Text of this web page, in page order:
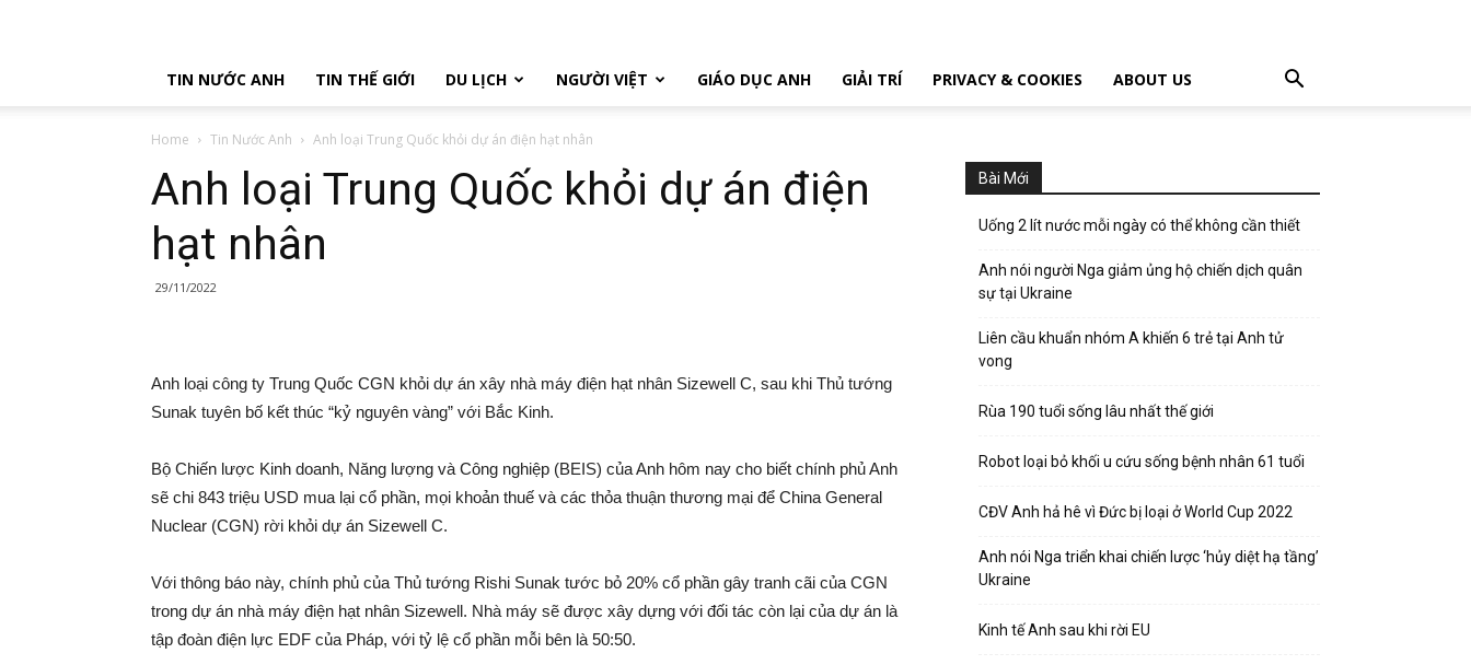
TIN NƯỚC ANH TIN THẾ GIỚI DU LỊCH NGƯỜI VIỆT GIÁO DỤC ANH GIẢI TRÍ PRIVACY & COOKIES ABOUT US
Home Tin Nước Anh Anh loại Trung Quốc khỏi dự án điện hạt nhân
Anh loại Trung Quốc khỏi dự án điện
hạt nhân
29/11/2022
Anh loại công ty Trung Quốc CGN khỏi dự án xây nhà máy điện hạt nhân Sizewell C, sau khi Thủ tướng
Sunak tuyên bố kết thúc “kỷ nguyên vàng” với Bắc Kinh.
Bộ Chiến lược Kinh doanh, Năng lượng và Công nghiệp (BEIS) của Anh hôm nay cho biết chính phủ Anh
sẽ chi 843 triệu USD mua lại cổ phần, mọi khoản thuế và các thỏa thuận thương mại để China General
Nuclear (CGN) rời khỏi dự án Sizewell C.
Với thông báo này, chính phủ của Thủ tướng Rishi Sunak tước bỏ 20% cổ phần gây tranh cãi của CGN
trong dự án nhà máy điện hạt nhân Sizewell. Nhà máy sẽ được xây dựng với đối tác còn lại của dự án là
tập đoàn điện lực EDF của Pháp, với tỷ lệ cổ phần mỗi bên là 50:50.
Bài Mới
Uống 2 lít nước mỗi ngày có thể không cần thiết
Anh nói người Nga giảm ủng hộ chiến dịch quân
sự tại Ukraine
Liên cầu khuẩn nhóm A khiến 6 trẻ tại Anh tử
vong
Rùa 190 tuổi sống lâu nhất thế giới
Robot loại bỏ khối u cứu sống bệnh nhân 61 tuổi
CĐV Anh hả hê vì Đức bị loại ở World Cup 2022
Anh nói Nga triển khai chiến lược ‘hủy diệt hạ tầng’
Ukraine
Kinh tế Anh sau khi rời EU